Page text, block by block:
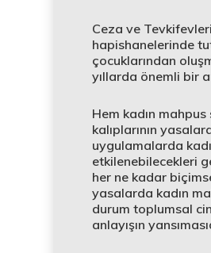
Ceza ve
hapishanelerinde
çocuklarından
yıllarda önemli bir
Hem kadın
kalıplarının
uygulamalarda
etkilenebilecekleri
her ne kadar
yasalarda kadın
durum toplumsal
anlayışın